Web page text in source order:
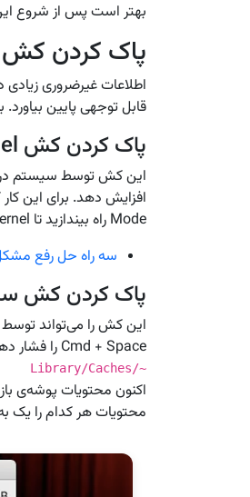
بهتر است پس از شروع این
پاک کردن کش
اطلاعات غیرضروری
قابل توجهی پایین
پاک کردن کش Kernel
این کش توسط سیستم در
Mode راه بیندازید تا Kernel به صورت خود به خود پاک شود.
سه راه حل رفع
پاک کردن کش
Cmd + Space را فشار دهید تا Spotlight باز شود. سپس عبارت زیر را در آن وارد کنید:
~/Library/Caches
اکنون محتویات پوشه‌ی
محتویات هر کدام را یک